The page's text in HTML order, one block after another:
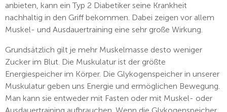
anbieten, kann ein Typ 2 Diabetiker seine Krankheit
nachhaltig in den Griff bekommen. Dabei zeigen vor allem
Muskel- und Ausdauertraining eine sehr große Wirkung.
Grundsätzlich gilt je mehr Muskelmasse desto weniger
Zucker im Blut. Die Muskulatur ist der größte
Energiespeicher im Körper. Die Glykogenspeicher in unserer
Muskulatur geben uns Energie und ermöglichen Bewegung.
Man kann sie entweder mit Fasten oder mit Muskel- oder